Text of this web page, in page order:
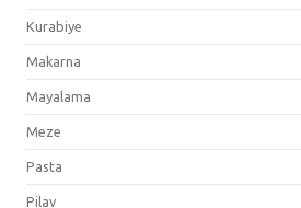
Kurabiye
Makarna
Mayalama
Meze
Pasta
Pilav